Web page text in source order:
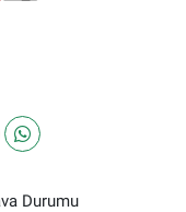
Durumu